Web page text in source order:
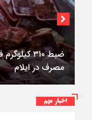
کمربندی شرقی ایلام
اخبار مهم